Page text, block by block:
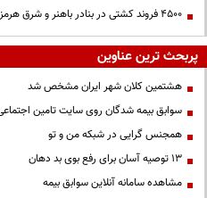
۴۵۰۰ فروند کشتی در بنادر باهنر و شرق هرمزگان پهلو گرفتند
پربحث ترین عناوین
هشتمین کلان شهر ایران مشخص شد
سوابق بیمه شدگان روی سایت تامین
همجنس گرایی در شبکه من و تو
13 توصیه آسان برای رفع بوی بد دهان
مشاهده سامانه آنلاين سوابق بیمه